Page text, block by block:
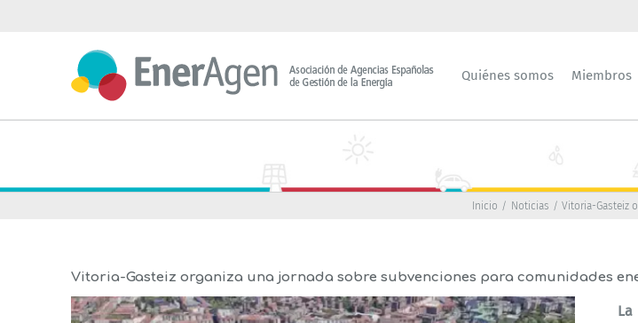
Quiénes somos Miembros
Inicio Noticias Vitoria-Gasteiz
Vitoria-Gasteiz organiza una jornada sobre subvenciones para comunidades